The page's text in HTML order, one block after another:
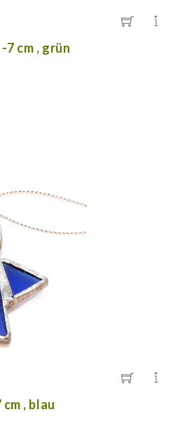
7 cm , grün
, blau